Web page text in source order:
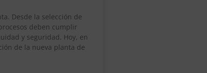
Desde la selección de
deben cumplir
y seguridad. Hoy, en
de la nueva planta de